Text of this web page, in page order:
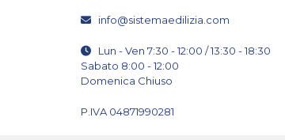
info@sistemaedilizia.com
Lun - Ven 7:30 - 12:00 / 13:30 - 18:30
Sabato 8:00 - 12:00
Domenica Chiuso
P.IVA 04871990281